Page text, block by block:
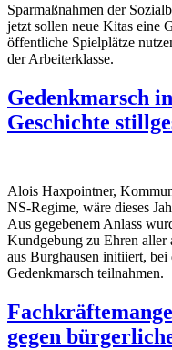
Sparmaßnahmen der
jetzt sollen neue Kitas eine
öffentliche Spielplätze
der Arbeiterklasse.
Gedenkmarsch
Geschichte
Alois Haxpointner,
NS-Regime, wäre dieses
Aus gegebenem Anlass
Kundgebung zu Ehren aller
aus Burghausen initiiert, bei
Gedenkmarsch teilnahmen.
gegen